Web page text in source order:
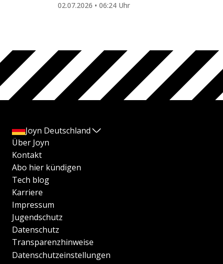
02.07.2026 • 06:24 Uhr
Joyn Deutschland
Über Joyn
Kontakt
Abo hier kündigen
Tech blog
Karriere
Impressum
Jugendschutz
Datenschutz
Transparenzhinweise
Datenschutzeinstellungen